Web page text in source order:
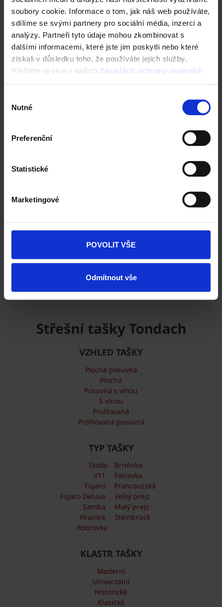
soubory cookie. Informace o tom, jak náš web používáte,
sdílíme se svými partnery pro sociální média, inzerci a
analýzy. Partneři tyto údaje mohou zkombinovat s
dalšími informacemi, které jste jim poskytli nebo které
získali v důsledku toho, že používáte jejich služby.
Přečtěte si více v našich Zásadách ochrany osobních
souhlasu
Nutné
Preferenční
Statistické
Marketingové
POVOLIT VŠE
Odmítnout vše
Sensaton 11 - Režná
Střešní tašky Tondach
VZHLED TAŠKY
Plochá posuvná
Plochá
Posuvná s vlnou
S vlnou
Profilovaná
Profilovaná posuvná
TYP TAŠKY
Stodo
V11
Figaro
Figaro Deluxe
Samba
Hranice
Bobrovka
Brněnka
Falcovka
Francouzská
Velký prejz
Malý prejz
Steinbrück
KLASTR TAŠKY
Moderní
Univerzální
Historické
Klasické